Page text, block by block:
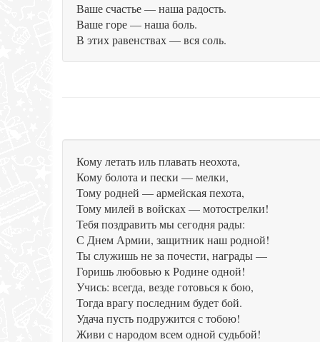
Ваше счастье — наша радость.
Ваше горе — наша боль.
В этих равенствах — вся соль.
Кому летать иль плавать неохота,
Кому болота и пески — мелки,
Тому родней — армейская пехота,
Тому милей в войсках — мотострелки!
Тебя поздравить мы сегодня рады:
С Днем Армии, защитник наш родной!
Ты служишь не за почести, награды —
Горишь любовью к Родине одной!
Учись: всегда, везде готовься к бою,
Тогда врагу последним будет бой.
Удача пусть подружится с тобою!
Живи с народом всем одной судьбой!